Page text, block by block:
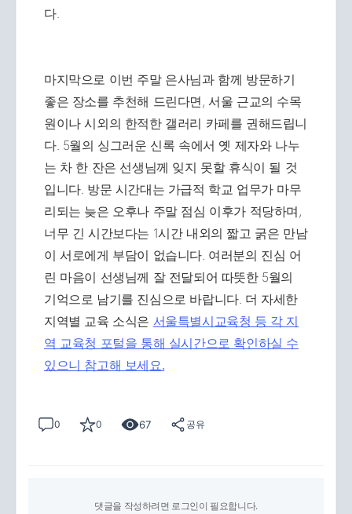
다.
마지막으로 이번 주말 은사님과 함께 방문하기
좋은 장소를 추천해 드린다면, 서울 근교의 수목
원이나 시외의 한적한 갤러리 카페를 권해드립니
다. 5월의 싱그러운 신록 속에서 옛 제자와 나누
는 차 한 잔은 선생님께 잊지 못할 휴식이 될 것
입니다. 방문 시간대는 가급적 학교 업무가 마무
리되는 늦은 오후나 주말 점심 이후가 적당하며,
너무 긴 시간보다는 1시간 내외의 짧고 굵은 만남
이 서로에게 부담이 없습니다. 여러분의 진심 어
린 마음이 선생님께 잘 전달되어 따뜻한 5월의
기억으로 남기를 진심으로 바랍니다. 더 자세한
지역별 교육 소식은 서울특별시교육청 등 각 지
역 교육청 포털을 통해 실시간으로 확인하실 수
있으니 참고해 보세요.
0 0 67 공유
댓글을 작성하려면 로그인이 필요합니다.